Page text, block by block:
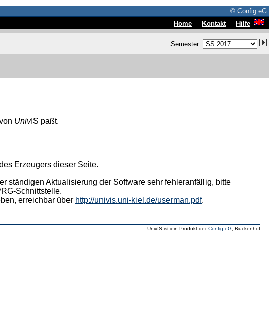
© Config eG
Home Kontakt Hilfe
Semester:
UnivIS paßt.
Erzeugers dieser Seite.
ständigen Aktualisierung der Software sehr fehleranfällig, bitte
Schnittstelle.
erreichbar über http://univis.uni-kiel.de/userman.pdf.
UnivIS ist ein Produkt derConfig eG , Buckenhof